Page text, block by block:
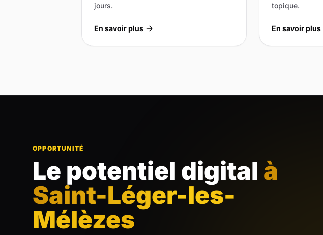
jours.
En savoir plus
topique.
En savoir plus
OPPORTUNITÉ
Le potentiel digital à
Saint-Léger-les-
Mélèzes